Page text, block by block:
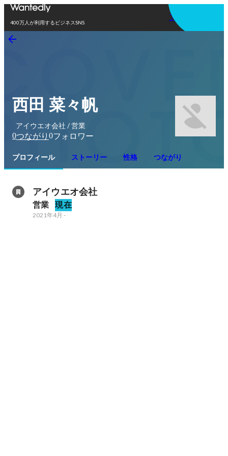
400万人が利用するビジネスSNS
アプリを使う
西田 菜々帆
アイウエオ会社 / 営業
0つながり 0フォロワー
プロフィール ストーリー 性格 つながり
アイウエオ会社
営業 現在
2021年4月 -